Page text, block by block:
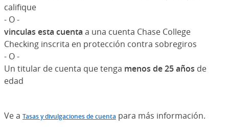
califique
- O -
vinculas esta cuenta a una cuenta Chase College
Checking inscrita en protección contra sobregiros
- O -
Un titular de cuenta que tenga menos de 25 años de
edad
Ve a Tasas y divulgaciones de cuenta para más información.